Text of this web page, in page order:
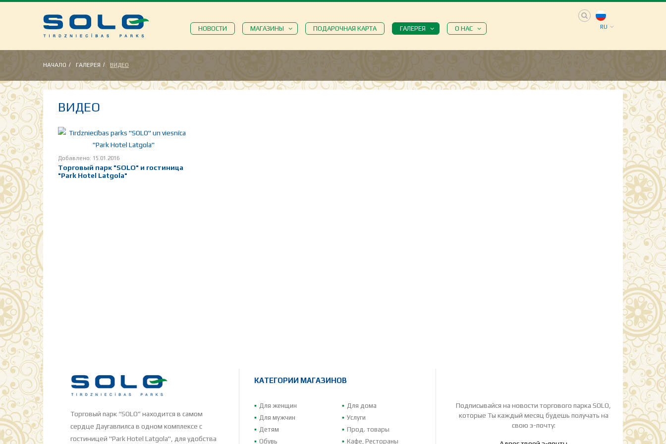
НОВОСТИ МАГАЗИНЫ ПОДАРОЧНАЯ КАРТА ГАЛЕРЕЯ О НАС RU
НАЧАЛО ГАЛЕРЕЯ ВИДЕО
ВИДЕО
Добавлено: 15.01.2016
Торговый парк "SOLO" и гостиница
"Park Hotel Latgola"
Торговый парк “SOLO” находится в самом
сердце Даугавпилса в одном комплексе с
гостиницей "Park Hotel Latgola", для удобства
КАТЕГОРИИ МАГАЗИНОВ
Для женщин
Для мужчин
Детям
Обувь
Для дома
Услуги
Прод. товары
Кафе, Рестораны
Подписывайся на новости торгового парка SOLO,
которые Ты каждый месяц будешь получать на
свою э-почту: